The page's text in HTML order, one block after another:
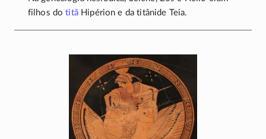
filhos dotitãHipérion e da titânide Teia.